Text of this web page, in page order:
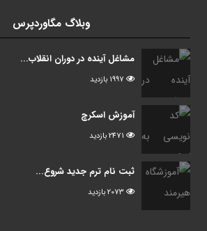
وبلاگ مگاوردپرس
مشاغل آینده در دوران انقلاب...
1997 بازدید
آموزش اسکرچ
2471 بازدید
ثبت نام ترم جدید شروع...
2073 بازدید